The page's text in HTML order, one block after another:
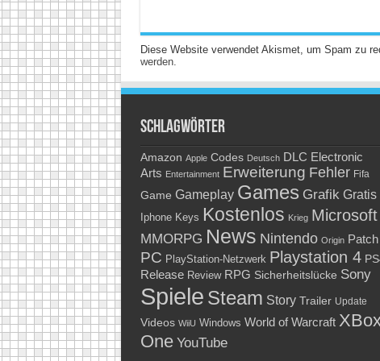
Diese Website verwendet Akismet, um Spam zu
werden.
Schlagwörter
Amazon Apple Codes Deutsch DLC Electronic
Arts Entertainment Erweiterung Fehler Fifa
Game Gameplay Games Grafik Gratis
Iphone Keys Kostenlos Krieg Microsoft
MMORPG News Nintendo Origin Patch
PC PlayStation-Netzwerk Playstation 4
Release Review RPG Sicherheitslücke Sony
Spiele Steam Story Trailer Update
Videos WiiU Windows World of Warcraft
One YouTube